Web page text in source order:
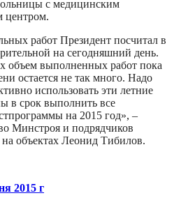
с медицинским
центром.
работ Президент посчитал в
на сегодняшний день.
объем выполненных работ пока
остается не так много. Надо
использовать эти летние
в срок выполнить все
на 2015 год», –
Минстроя и подрядчиков
на объектах Леонид Тибилов.
2015 г